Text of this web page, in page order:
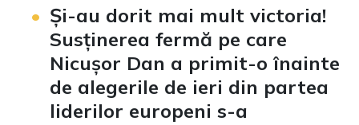
Și-au dorit mai mult victoria!
Susținerea fermă pe care
Nicușor Dan a primit-o înainte
de alegerile de ieri din partea
liderilor europeni s-a